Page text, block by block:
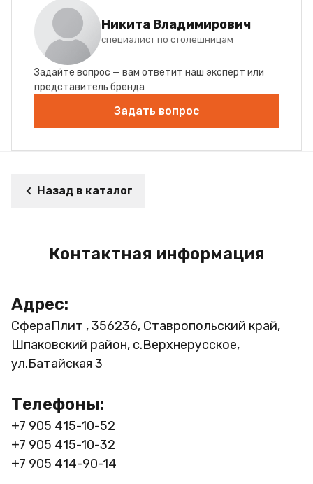
Никита Владимирович
специалист по столешницам
Задайте вопрос — вам ответит наш эксперт или
представитель бренда
Задать вопрос
Назад в каталог
Контактная информация
Адрес:
СфераПлит , 356236, Ставропольский край,
Шпаковский район, с.Верхнерусское,
ул.Батайская 3
Телефоны:
+7 905 415-10-52
+7 905 415-10-32
+7 905 414-90-14